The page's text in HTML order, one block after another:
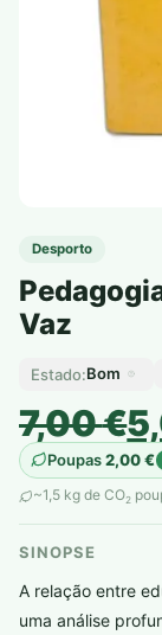
Desporto
Vaz
Estado:Bom
7,00€
O
preço
original
era:
7,00 €.
O
preço
atual
é:
5,00 €.
Poupas2,00€
~1,5 kg de CO2
SINOPSE
A relação entre
uma análise